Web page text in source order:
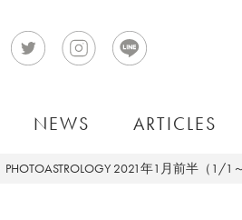
NEWS ARTICLES
PHOTOASTROLOGY 2021年1月前半（1/1